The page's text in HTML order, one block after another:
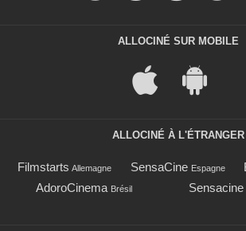
ALLOCINÉ SUR MOBILE
ALLOCINÉ À L'ÉTRANGER
Filmstarts Allemagne SensaCine Espagne
AdoroCinema Brésil